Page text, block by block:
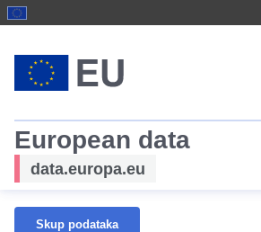
European data
data.europa.eu
Skup podataka